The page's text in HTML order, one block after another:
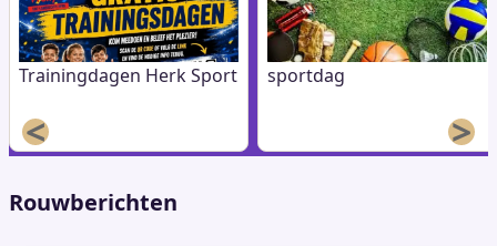
Trainingdagen Herk Sport sportdag
< >
Rouwberichten